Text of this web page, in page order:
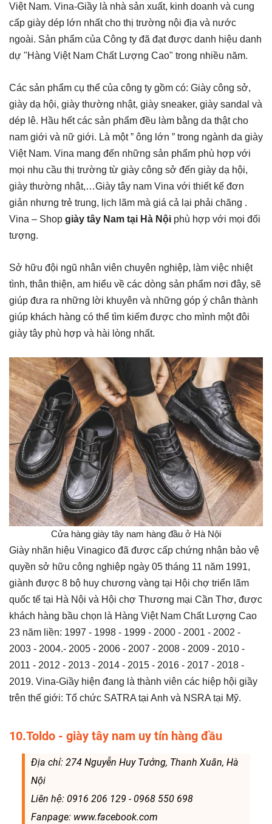
Việt Nam. Vina-Giầy là nhà sản xuất, kinh doanh và cung
cấp giày dép lớn nhất cho thị trường nội địa và nước
ngoài. Sản phẩm của Công ty đã đạt được danh hiệu danh
dự "Hàng Việt Nam Chất Lượng Cao" trong nhiều năm.
Các sản phẩm cụ thể của công ty gồm có: Giày công sở,
giày dạ hội, giày thường nhật, giày sneaker, giày sandal và
dép lê. Hầu hết các sản phẩm đều làm bằng da thật cho
nam giới và nữ giới. Là một ” ông lớn ” trong ngành da giày
Việt Nam. Vina mang đến những sản phẩm phù hợp với
mọi nhu cầu thị trường từ giày công sở đến giày dạ hội,
giày thường nhật,…Giày tây nam Vina với thiết kế đơn
giản nhưng trẻ trung, lịch lãm mà giá cả lại phải chăng .
Vina – Shop giày tây Nam tại Hà Nội phù hợp với mọi đối
tượng.
Sở hữu đội ngũ nhân viên chuyên nghiệp, làm việc nhiệt
tình, thân thiện, am hiểu về các dòng sản phẩm nơi đây, sẽ
giúp đưa ra những lời khuyên và những góp ý chân thành
giúp khách hàng có thể tìm kiếm được cho mình một đôi
giày tây phù hợp và hài lòng nhất.
Cửa hàng giày tây nam hàng đầu ở Hà Nội
Giày nhãn hiệu Vinagico đã được cấp chứng nhận bảo vệ
quyền sở hữu công nghiệp ngày 05 tháng 11 năm 1991,
giành được 8 bộ huy chương vàng tại Hội chợ triển lãm
quốc tế tại Hà Nội và Hội chợ Thương mại Cần Thơ, được
khách hàng bầu chọn là Hàng Việt Nam Chất Lượng Cao
23 năm liền: 1997 - 1998 - 1999 - 2000 - 2001 - 2002 -
2003 - 2004.- 2005 - 2006 - 2007 - 2008 - 2009 - 2010 -
2011 - 2012 - 2013 - 2014 - 2015 - 2016 - 2017 - 2018 -
2019. Vina-Giầy hiện đang là thành viên các hiệp hội giầy
trên thế giới: Tổ chức SATRA tại Anh và NSRA tại Mỹ.
10.Toldo - giày tây nam uy tín hàng đầu
Địa chỉ: 274 Nguyễn Huy Tưởng, Thanh Xuân, Hà
Nội
Liên hệ: 0916 206 129 - 0968 550 698
Fanpage: www.facebook.com